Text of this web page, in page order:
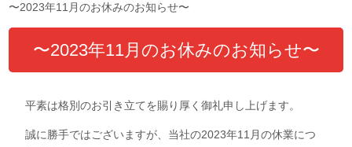
〜2023年11月のお休みのお知らせ〜
〜2023年11月のお休みのお知らせ〜
平素は格別のお引き立てを賜り厚く御礼申し上げます。
誠に勝手ではございますが、当社の2023年11月の休業につ